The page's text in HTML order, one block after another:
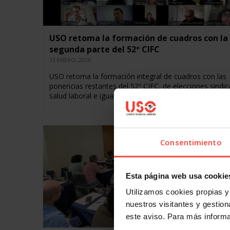
Consentimiento
Esta página web usa
Utilizamos cookies propias
nuestros visitantes y
este aviso. Para más
USO retoma la formación de cuadros con la
segunda parte del 52º CIFC
13 ENERO, 2026
USO retoma la formación integral de cuadros con las
ponencias restantes del 52º CIFC, de elecciones
salud laboral e igualdad, entre otras Hoy y mañana,…